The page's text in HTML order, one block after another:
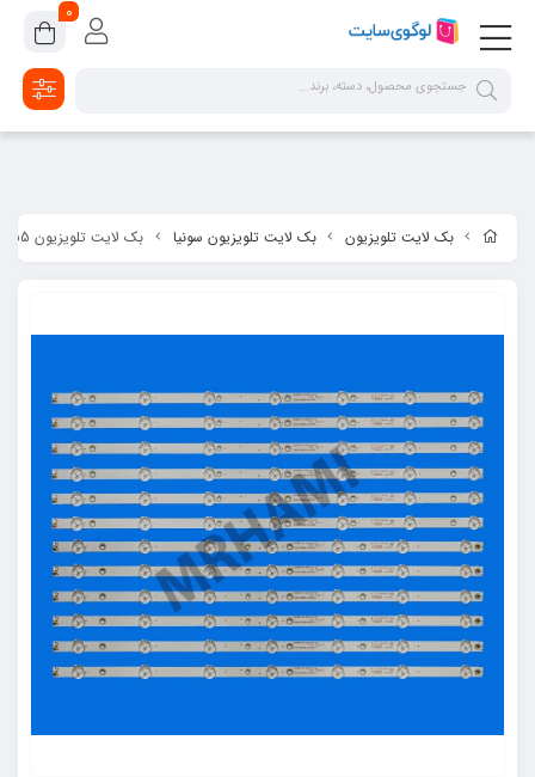
google-site-verification=2dpsKhLIIAHaFZv7ls8lTUR9x1vsg8CYawLf8yMaX1s
بک لایت تلویزیون بک لایت تلویزیون سونیا بک لایت تلویزیون 55 اینچ سونیا مدل SU-5590 - SU-5593
0